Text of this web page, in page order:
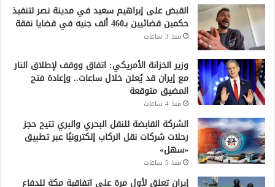
القبض على إبراهيم سعيد في مدينة نصر لتنفيذ
حكمين قضائيين بـ460 ألف جنيه في قضايا نفقة
منذ 3 ساعات
وزير الخزانة الأمريكي: اتفاق ووقف لإطلاق النار
مع إيران قد يُعلن خلال ساعات.. وإعادة فتح
المضيق متوقعة
منذ 4 ساعات
الشركة القابضة للنقل البحري والبري تتيح حجز
رحلات شركات نقل الركاب إلكترونيًا عبر تطبيق
«سهل»
منذ 5 ساعات
إيران تعلق لأول مرة على اتفاقية مكة للدفاع